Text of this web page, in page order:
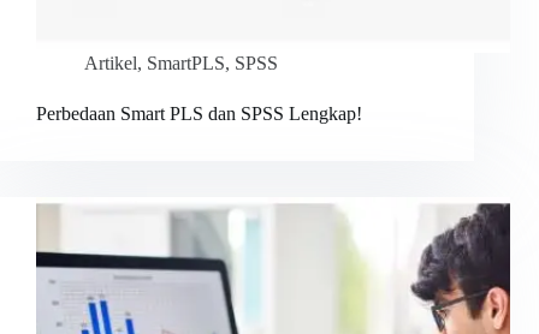
Artikel, SmartPLS, SPSS
Perbedaan Smart PLS dan SPSS Lengkap!